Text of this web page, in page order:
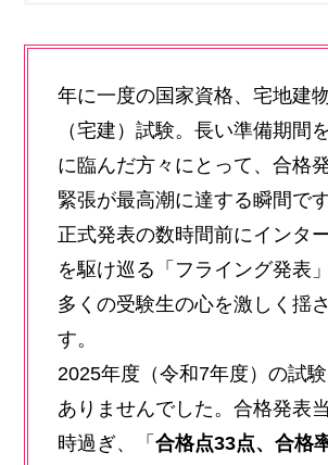
年に一度の国家資格、宅地建
（宅建）試験。長い準備期間
に臨んだ方々にとって、合格
緊張が最高潮に達する瞬間で
正式発表の数時間前にインタ
を駆け巡る「フライング発表
多くの受験生の心を激しく揺
す。
2025年度（令和7年度）の試
ありませんでした。合格発表
時過ぎ、「合格点33点、合格